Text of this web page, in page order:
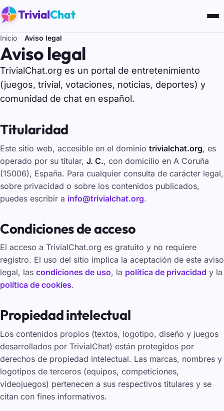
TrivialChat
Inicio Aviso legal
Aviso legal
TrivialChat.org es un portal de entretenimiento
(juegos, trivial, votaciones, noticias, deportes) y
comunidad de chat en español.
Titularidad
Este sitio web, accesible en el dominio trivialchat.org, es
operado por su titular, J. C., con domicilio en A Coruña
(15006), España. Para cualquier consulta de carácter legal,
sobre privacidad o sobre los contenidos publicados,
puedes escribir a info@trivialchat.org.
Condiciones de acceso
El acceso a TrivialChat.org es gratuito y no requiere
registro. El uso del sitio implica la aceptación de este aviso
legal, las condiciones de uso, la política de privacidad y la
política de cookies.
Propiedad intelectual
Los contenidos propios (textos, logotipo, diseño y juegos
desarrollados por TrivialChat) están protegidos por
derechos de propiedad intelectual. Las marcas, nombres y
logotipos de terceros (equipos, competiciones,
videojuegos) pertenecen a sus respectivos titulares y se
citan con fines informativos.